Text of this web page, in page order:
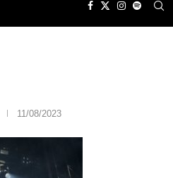
11/08/2023